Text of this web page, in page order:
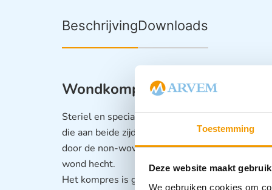
Toestemming
Deze website maakt
We gebruiken cookies om
BeschrijvingDownloads
Wondkompres niet verklevend
Steriel en speciaal wonddoekje welke niet
die aan beide zijden van het kompres zijn
door de non-woven (niet geweven) stof en de
wond hecht.
Het kompres is geschikt voor wonden die de